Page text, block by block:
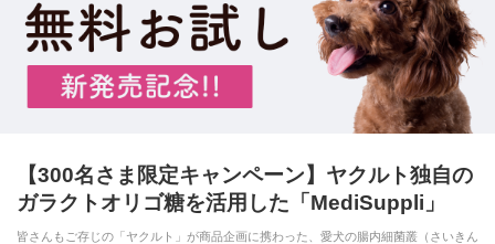
【300名さま限定キャンペーン】ヤクルト独自の
ガラクトオリゴ糖を活用した「MediSuppli」
皆さんもご存じの「ヤクルト」が商品企画に携わった、愛犬の腸内細菌叢（さいきん